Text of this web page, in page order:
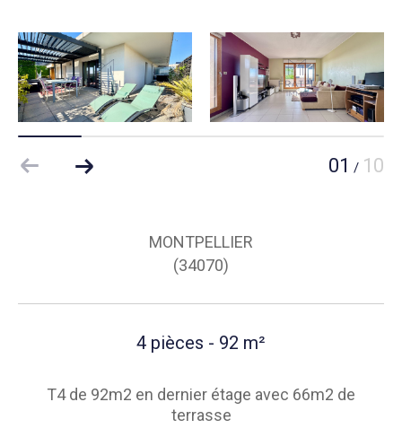
01 / 10
MONTPELLIER
(34070)
4 pièces - 92 m²
T4 de 92m2 en dernier étage avec 66m2 de
terrasse